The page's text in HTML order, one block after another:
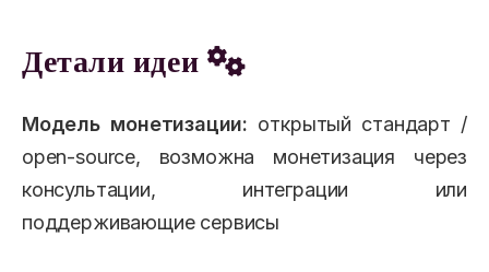
Детали идеи
Модель монетизации: открытый стандарт /
open-source, возможна монетизация через
консультации, интеграции или
поддерживающие сервисы